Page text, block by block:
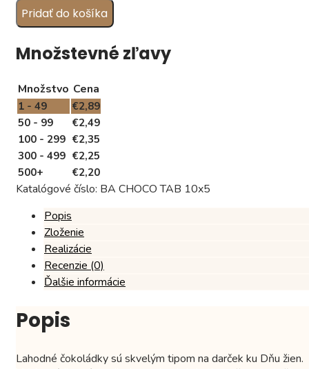
na
"Deň
žien",
10x5
Pridať do košíka
Množstevné zľavy
Množstvo Cena
1 - 49 €2,89
50 - 99
€2,49
100 - 299 €2,35
300 - 499 €2,25
500+
€2,20
Katalógové číslo: BA CHOCO TAB 10x5
Popis
Zloženie
Realizácie
Recenzie (0)
Ďalšie informácie
Popis
Lahodné čokoládky sú skvelým tipom na darček ku Dňu žien.